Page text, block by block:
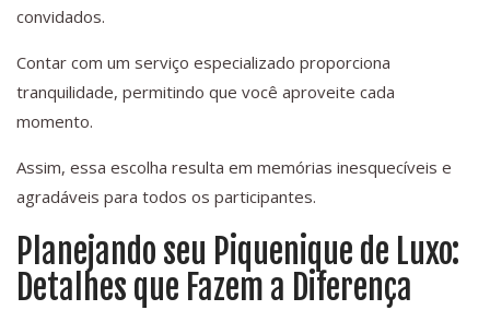
convidados.
Contar com um serviço especializado proporciona
tranquilidade, permitindo que você aproveite cada
momento.
Assim, essa escolha resulta em memórias inesquecíveis e
agradáveis para todos os participantes.
Planejando seu Piquenique de Luxo:
Detalhes que Fazem a Diferença